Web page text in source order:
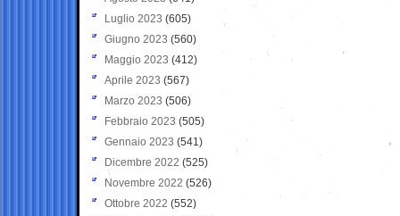
Luglio 2023 (605)
Giugno 2023 (560)
Maggio 2023 (412)
Aprile 2023 (567)
Marzo 2023 (506)
Febbraio 2023 (505)
Gennaio 2023 (541)
Dicembre 2022 (525)
Novembre 2022 (526)
Ottobre 2022 (552)